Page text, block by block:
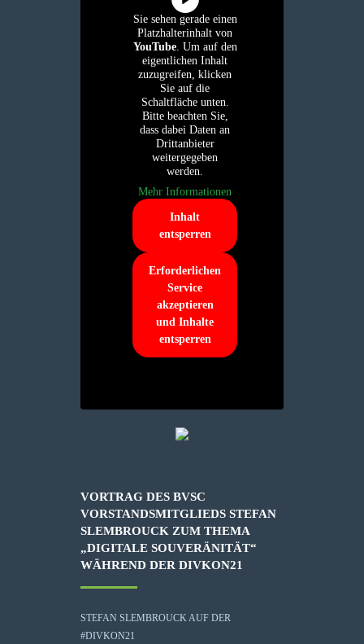
Sie sehen gerade einen
Platzhalterinhalt von
YouTube. Um auf den
eigentlichen Inhalt
zuzugreifen, klicken
Sie auf die
Schaltfläche unten.
Bitte beachten Sie,
dass dabei Daten an
Drittanbieter
weitergegeben
werden.
Mehr Informationen
Inhalt
entsperren
Erforderlichen
Service
akzeptieren
und Inhalte
entsperren
VORTRAG DES BVSC
VORSTANDSMITGLIEDS STEFAN
SLEMBROUCK ZUM THEMA
„DIGITALE SOUVERÄNITÄT“
WÄHREND DER DIVKON21
STEFAN SLEMBROUCK AUF DER
#DIVKON21